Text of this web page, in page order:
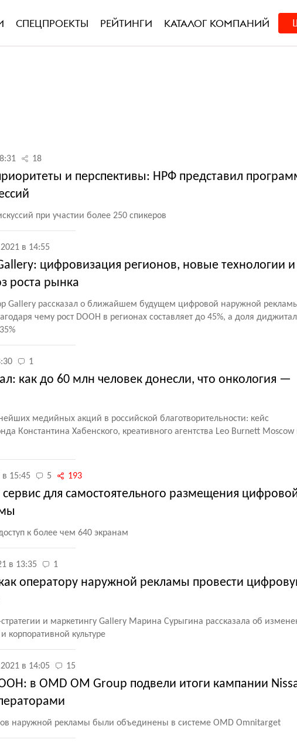
СПЕЦПРОЕКТЫ РЕЙТИНГИ КАТАЛОГ КОМПАНИЙ
18
и перспективы: НРФ представил
при участии более 250 спикеров
в 14:55
цифровизация регионов, новые технологии
роста рынка
Gallery рассказал о ближайшем будущем цифровой наружной
чему рост DOOH в регионах составляет до 45%, а доля
1
как до 60 млн человек донесли, что онкология —
медийных акций в российской благотворительности: кейс
Константина Хабенского, креативного агентства Leo Burnett
в 15:45 5 193
сервис для самостоятельного размещения
к более чем 640 экранам
в 13:35 1
оператору наружной рекламы провести
и маркетингу Gallery Марина Сурыгина рассказала об
корпоративной культуре
в 14:05 15
в OMD OM Group подвели итоги кампании
наружной рекламы были объединены в системе OMD Omnitarget